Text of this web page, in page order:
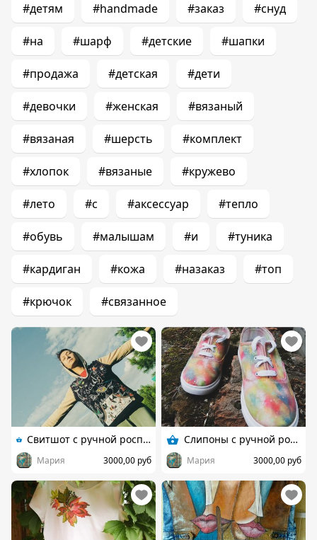
#детям #handmade #заказ #снуд
#на #шарф #детские #шапки
#продажа #детская #дети
#девочки #женская #вязаный
#вязаная #шерсть #комплект
#хлопок #вязаные #кружево
#лето #с #аксессуар #тепло
#обувь #малышам #и #туника
#кардиган #кожа #назаказ #топ
#крючок #связанное
Свитшот с ручной росписью по мотивам работ Жана Моро
Мария 3000,00 руб
Слипоны с ручной росписью
Мария 3000,00 руб